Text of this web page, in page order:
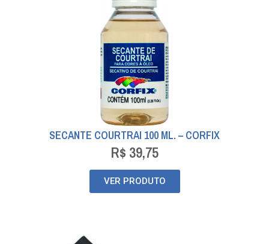
SECANTE COURTRAI 100 ML. – CORFIX
R$ 39,75
VER PRODUTO